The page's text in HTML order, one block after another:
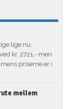
lige nu.
kr. 2721,- men
priserne er i
mellem